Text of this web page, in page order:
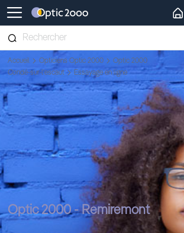
Retour vers la page d'accueil
Accueil Opticiens Optic 2000
Optic 2000
Condé-sur-l'escaut
Essayage en ligne
Optic 2000 - Remiremont